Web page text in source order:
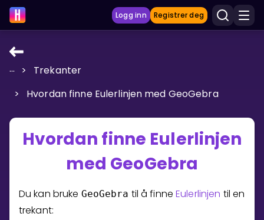
Logg inn Registrer deg
LÆRINGSVERKTØY
Læreplan
Vis mer
Gangetabellen
... >
Trekanter
>
Hvordan finne Eulerlinjen med GeoGebra
Hvordan finne Eulerlinjen
med GeoGebra
Du kan bruke GeoGebra til å finneEulerlinjen til en
trekant: